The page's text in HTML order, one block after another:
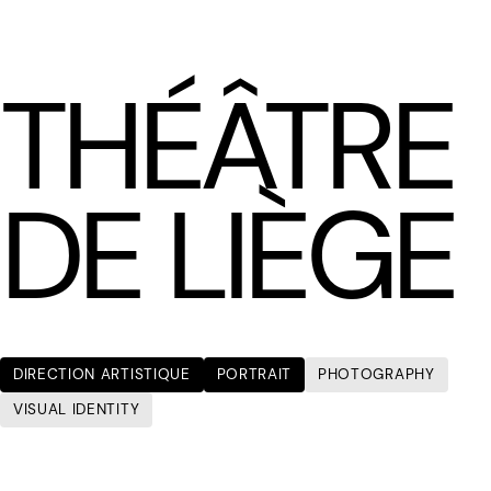
THÉÂTRE
DE LIÈGE
DIRECTION ARTISTIQUE PORTRAIT
PHOTOGRAPHY
VISUAL IDENTITY